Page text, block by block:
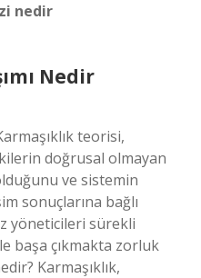
nedir
Nedir
teorisi,
doğrusal olmayan
ve sistemin
sonuçlarına bağlı
yöneticileri sürekli
başa çıkmakta zorluk
Karmaşıklık,